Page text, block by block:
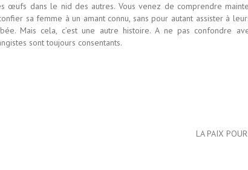
œufs dans le nid des autres. Vous venez de comprendre
sa femme à un amant connu, sans pour autant assister à
Mais cela, c’est une autre histoire. A ne pas confondre
sont toujours consentants.
LA PAIX